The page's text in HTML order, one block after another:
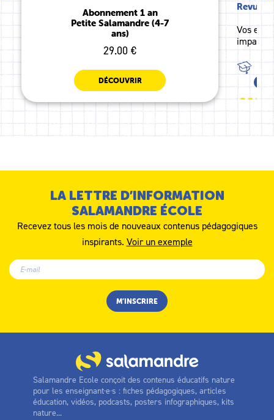
Abonnement 1 an
Petite Salamandre (4-7
ans)
29.00 €
DÉCOUVRIR
Revues
Vos
LA LETTRE D’INFORMATION
SALAMANDRE ÉCOLE
Recevez tous les mois de nouveaux contenus pédagogiques
inspirants. Voir un exemple
Salamandre Ecole conçoit des contenus éducatifs nature
pour les enseignant·e·s : fiches pédagogiques, articles
éducation, vidéos, podcasts, posters infographiques, kits
nature...